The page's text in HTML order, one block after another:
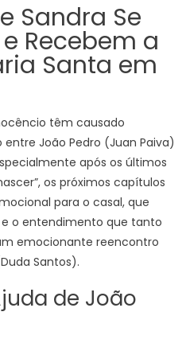
Sandra Se
Recebem a
Santa em
têm causado
João Pedro (Juan Paiva)
após os últimos
os próximos capítulos
para o casal, que
o entendimento que tanto
emocionante reencontro
Santos).
de João